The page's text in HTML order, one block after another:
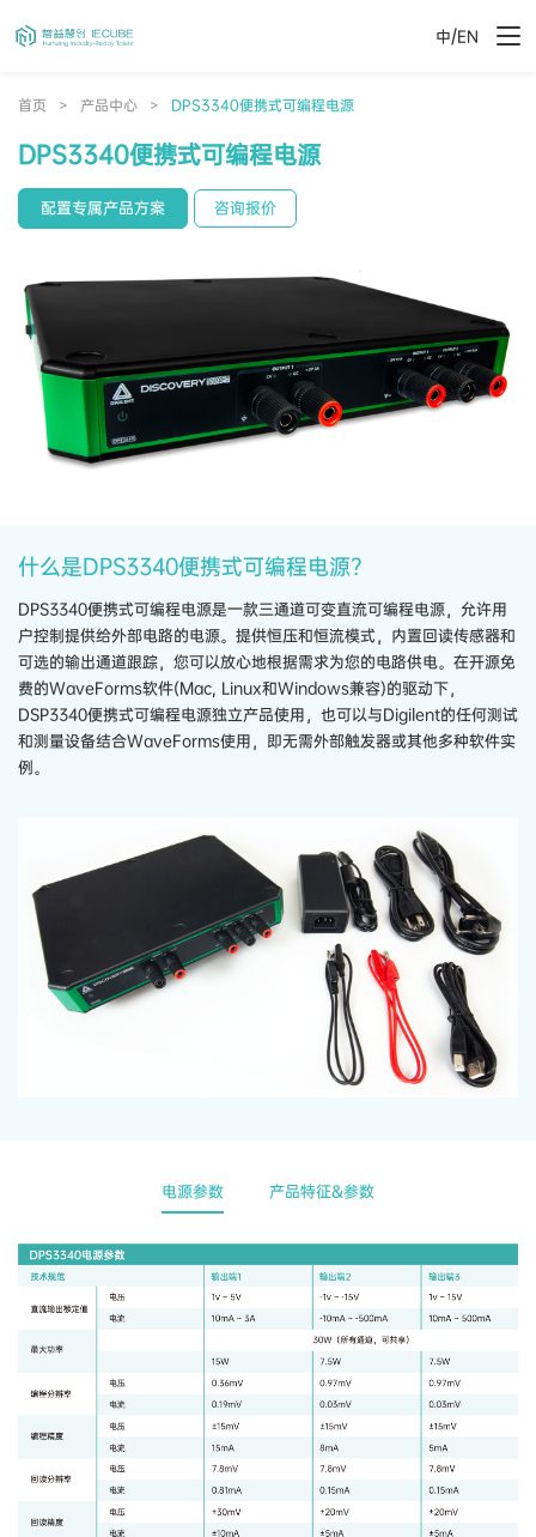
中/EN
首页 > 产品中心 > DPS3340便携式可编程电源
DPS3340便携式可编程电源
配置专属产品方案 咨询报价
什么是DPS3340便携式可编程电源？
DPS3340便携式可编程电源是一款三通道可变直流可编程电源，允许用
户控制提供给外部电路的电源。提供恒压和恒流模式，内置回读传感器和
可选的输出通道跟踪，您可以放心地根据需求为您的电路供电。在开源免
费的WaveForms软件(Mac, Linux和Windows兼容)的驱动下，
DSP3340便携式可编程电源独立产品使用，也可以与Digilent的任何测试
和测量设备结合WaveForms使用，即无需外部触发器或其他多种软件实
例。
电源参数 产品特征&参数